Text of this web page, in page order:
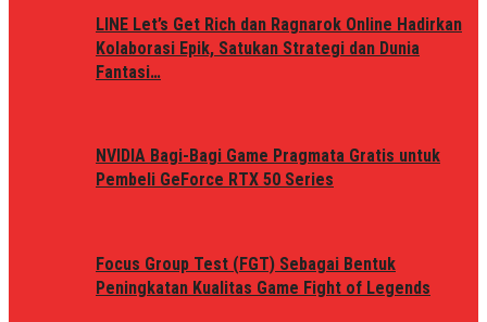
LINE Let’s Get Rich dan Ragnarok Online Hadirkan
Kolaborasi Epik, Satukan Strategi dan Dunia
Fantasi…
NVIDIA Bagi-Bagi Game Pragmata Gratis untuk
Pembeli GeForce RTX 50 Series
Focus Group Test (FGT) Sebagai Bentuk
Peningkatan Kualitas Game Fight of Legends